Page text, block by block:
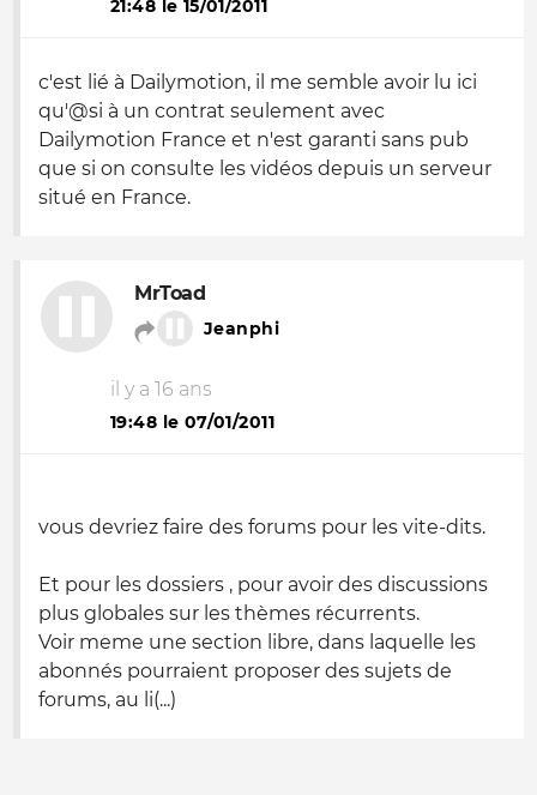
21:48 le 15/01/2011
c'est lié à Dailymotion, il me semble avoir lu ici
qu'@si à un contrat seulement avec
Dailymotion France et n'est garanti sans pub
que si on consulte les vidéos depuis un serveur
situé en France.
MrToad
Jeanphi
il y a 16 ans
19:48 le 07/01/2011
vous devriez faire des forums pour les vite-dits.
Et pour les dossiers , pour avoir des discussions
plus globales sur les thèmes récurrents.
Voir meme une section libre, dans laquelle les
abonnés pourraient proposer des sujets de
forums, au li(...)